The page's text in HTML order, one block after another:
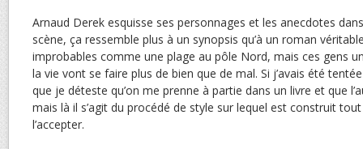
Arnaud Derek esquisse ses personnages et les anecdotes
scène, ça ressemble plus à un synopsis qu’à un roman
improbables comme une plage au pôle Nord, mais ces gens
la vie vont se faire plus de bien que de mal. Si j’avais été tentée
que je déteste qu’on me prenne à partie dans un livre et que
mais là il s’agit du procédé de style sur lequel est construit
l’accepter.